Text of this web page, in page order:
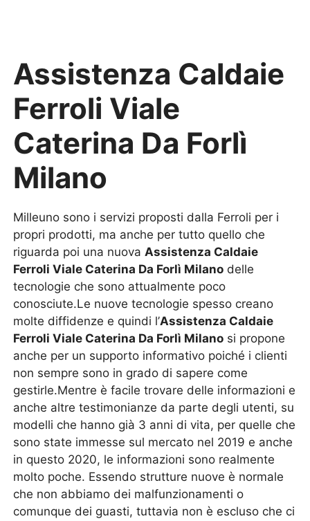
Assistenza Caldaie
Ferroli Viale
Caterina Da Forlì
Milano
Milleuno sono i servizi proposti dalla Ferroli per i
propri prodotti, ma anche per tutto quello che
riguarda poi una nuovaAssistenza Caldaie
Ferroli Viale Caterina Da Forlì Milano delle
tecnologie che sono attualmente poco
conosciute.Le nuove tecnologie spesso creano
molte diffidenze e quindi l’Assistenza Caldaie
Ferroli Viale Caterina Da Forlì Milano si propone
anche per un supporto informativo poiché i clienti
non sempre sono in grado di sapere come
gestirle.Mentre è facile trovare delle informazioni e
anche altre testimonianze da parte degli utenti, su
modelli che hanno già 3 anni di vita, per quelle che
sono state immesse sul mercato nel 2019 e anche
in questo 2020, le informazioni sono realmente
molto poche. Essendo strutture nuove è normale
che non abbiamo dei malfunzionamenti o
comunque dei guasti, tuttavia non è escluso che ci